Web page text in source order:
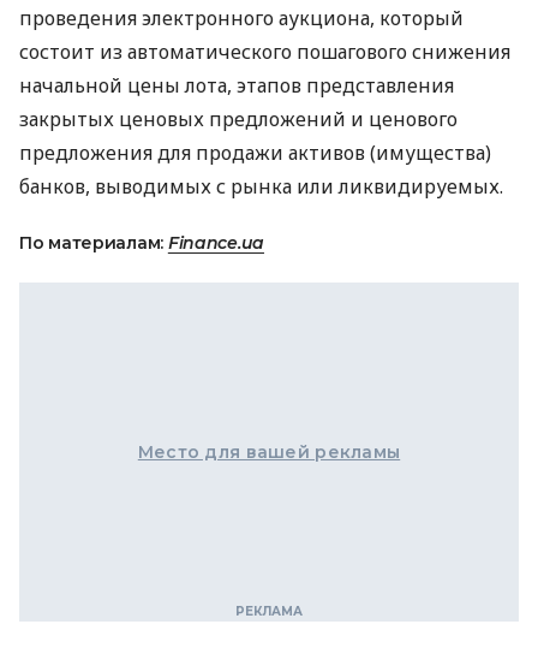
проведения электронного аукциона, который
состоит из автоматического пошагового снижения
начальной цены лота, этапов представления
закрытых ценовых предложений и ценового
предложения для продажи активов (имущества)
банков, выводимых с рынка или ликвидируемых.
По материалам: Finance.ua
Место для вашей рекламы